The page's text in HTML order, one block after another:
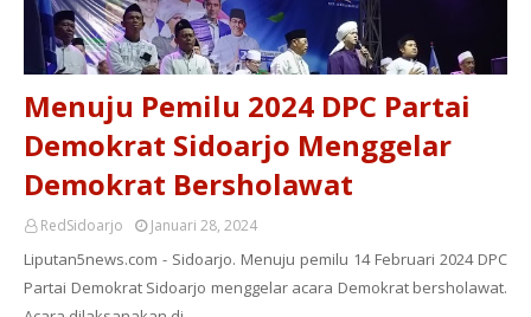
Menuju Pemilu 2024 DPC Partai
Demokrat Sidoarjo Menggelar
Demokrat Bersholawat
RedSidoarjo Januari 28, 2024
Liputan5news.com - Sidoarjo. Menuju pemilu 14 Februari 2024 DPC
Partai Demokrat Sidoarjo menggelar acara Demokrat bersholawat.